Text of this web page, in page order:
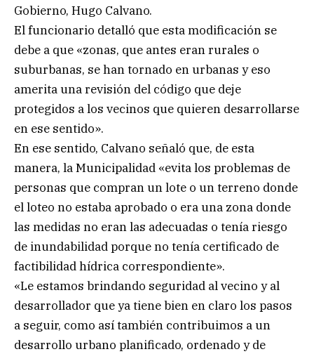
Gobierno, Hugo Calvano.
El funcionario detalló que esta modificación se
debe a que «zonas, que antes eran rurales o
suburbanas, se han tornado en urbanas y eso
amerita una revisión del código que deje
protegidos a los vecinos que quieren desarrollarse
en ese sentido».
En ese sentido, Calvano señaló que, de esta
manera, la Municipalidad «evita los problemas de
personas que compran un lote o un terreno donde
el loteo no estaba aprobado o era una zona donde
las medidas no eran las adecuadas o tenía riesgo
de inundabilidad porque no tenía certificado de
factibilidad hídrica correspondiente».
«Le estamos brindando seguridad al vecino y al
desarrollador que ya tiene bien en claro los pasos
a seguir, como así también contribuimos a un
desarrollo urbano planificado, ordenado y de